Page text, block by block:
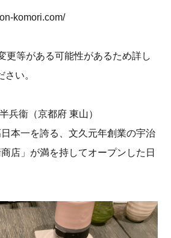
komori.com/
更等がある可能性があるため詳し
さい。
兵衞（京都府 東山）
本一を誇る、文久元年創業の宇治
店」が満を持してオープンした日